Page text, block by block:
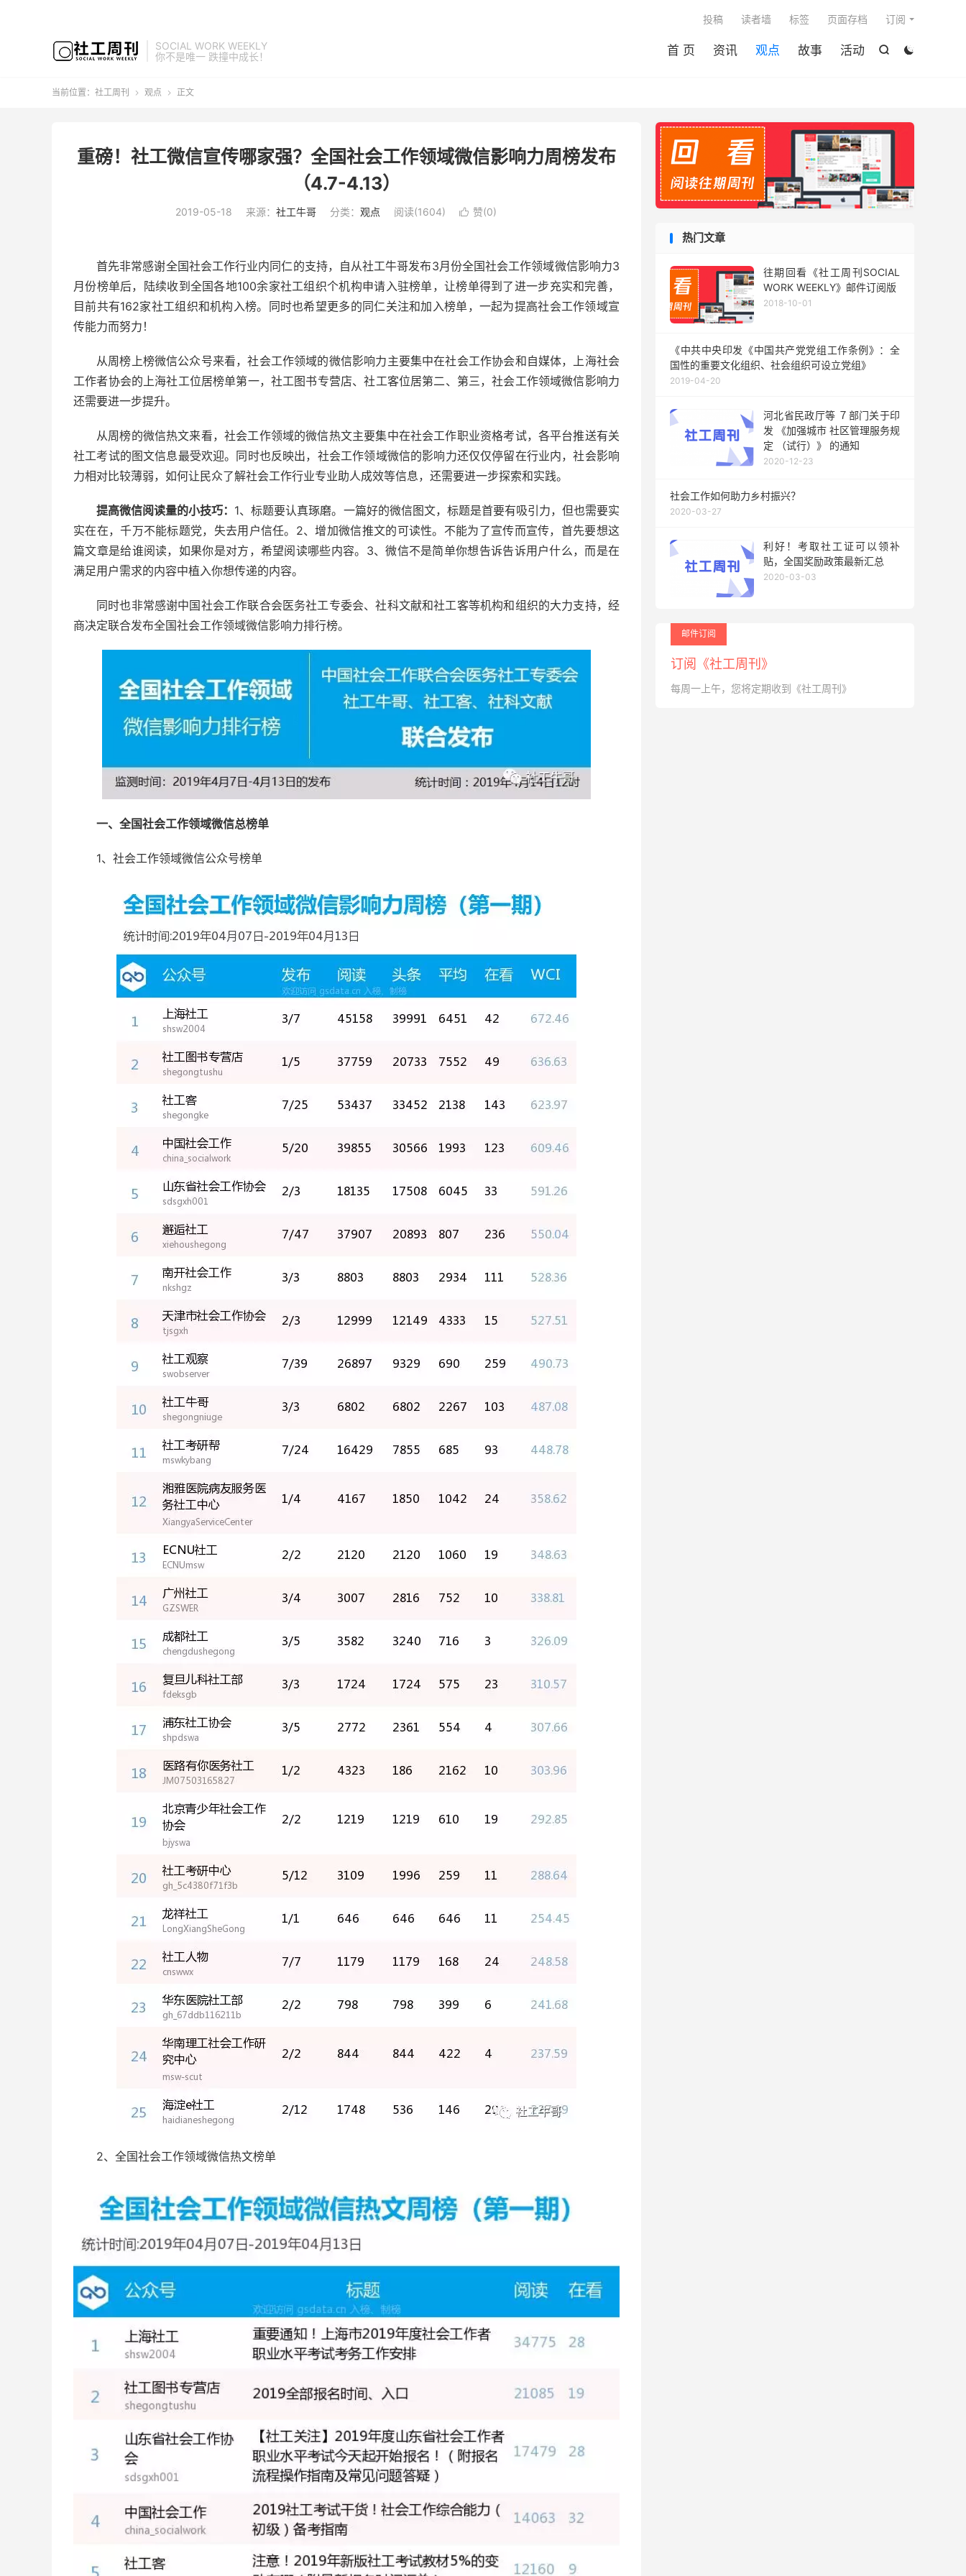
SOCIAL WORK WEEKLY
你不是唯一 跌撞中成长！


首 页 资讯 观点 故事 活动
投稿 读者墙 标签 页面存档 订阅
当前位置： 社工周刊  观点  正文
重磅！社工微信宣传哪家强？全国社会工作领域微信影响力周榜发布
（4.7-4.13）
2019-05-18 来源： 社工牛哥 分类： 观点 阅读(1604)  赞(0)
首先非常感谢全国社会工作行业内同仁的支持，自从社工牛哥发布3月份全国社会工作领域微信影响力3
月份榜单后，陆续收到全国各地100余家社工组织个机构申请入驻榜单，让榜单得到了进一步充实和完善，
目前共有162家社工组织和机构入榜。同时也希望更多的同仁关注和加入榜单，一起为提高社会工作领域宣
传能力而努力！
从周榜上榜微信公众号来看，社会工作领域的微信影响力主要集中在社会工作协会和自媒体，上海社会
工作者协会的上海社工位居榜单第一，社工图书专营店、社工客位居第二、第三，社会工作领域微信影响力
还需要进一步提升。
从周榜的微信热文来看，社会工作领域的微信热文主要集中在社会工作职业资格考试，各平台推送有关
社工考试的图文信息最受欢迎。同时也反映出，社会工作领域微信的影响力还仅仅停留在行业内，社会影响
力相对比较薄弱，如何让民众了解社会工作行业专业助人成效等信息，还需要进一步探索和实践。
提高微信阅读量的小技巧： 1、标题要认真琢磨。一篇好的微信图文，标题是首要有吸引力，但也需要实
实在在，千万不能标题党，失去用户信任。2、增加微信推文的可读性。不能为了宣传而宣传，首先要想这
篇文章是给谁阅读，如果你是对方，希望阅读哪些内容。3、微信不是简单你想告诉告诉用户什么，而是在
满足用户需求的内容中植入你想传递的内容。
同时也非常感谢中国社会工作联合会医务社工专委会、社科文献和社工客等机构和组织的大力支持，经
商决定联合发布全国社会工作领域微信影响力排行榜。
一、全国社会工作领域微信总榜单
1、社会工作领域微信公众号榜单
2、全国社会工作领域微信热文榜单
热门文章
往期回看《社工周刊SOCIAL
WORK WEEKLY》邮件订阅版
2018-10-01
《中共中央印发《中国共产党党组工作条例》：全
国性的重要文化组织、社会组织可设立党组》
2019-04-20
河北省民政厅等 ７部门关于印
发 《加强城市 社区管理服务规
定 （试行）》 的通知
2020-12-23
社会工作如何助力乡村振兴？
2020-03-27
利好！考取社工证可以领补
贴，全国奖励政策最新汇总
2020-03-03
邮件订阅
订阅《社工周刊》
每周一上午，您将定期收到《社工周刊》